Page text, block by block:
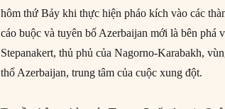
hôm thứ Bảy khi thực hiện pháo kích vào các
cáo buộc và tuyên bố Azerbaijan mới là bên phá
Stepanakert, thủ phủ của Nagorno-Karabakh,
thổ Azerbaijan, trung tâm của cuộc xung đột.